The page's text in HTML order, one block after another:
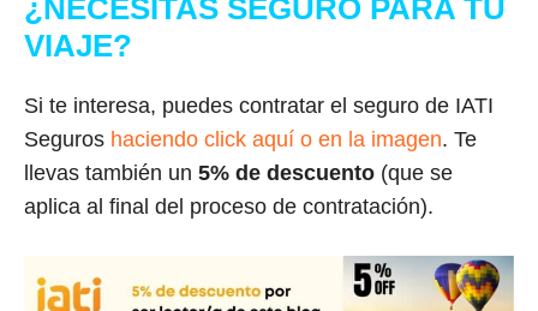
¿NECESITAS SEGURO PARA TU
VIAJE?
Si te interesa, puedes contratar el seguro de IATI
Seguros haciendo click aquí o en la imagen. Te
llevas también un 5% de descuento (que se
aplica al final del proceso de contratación).